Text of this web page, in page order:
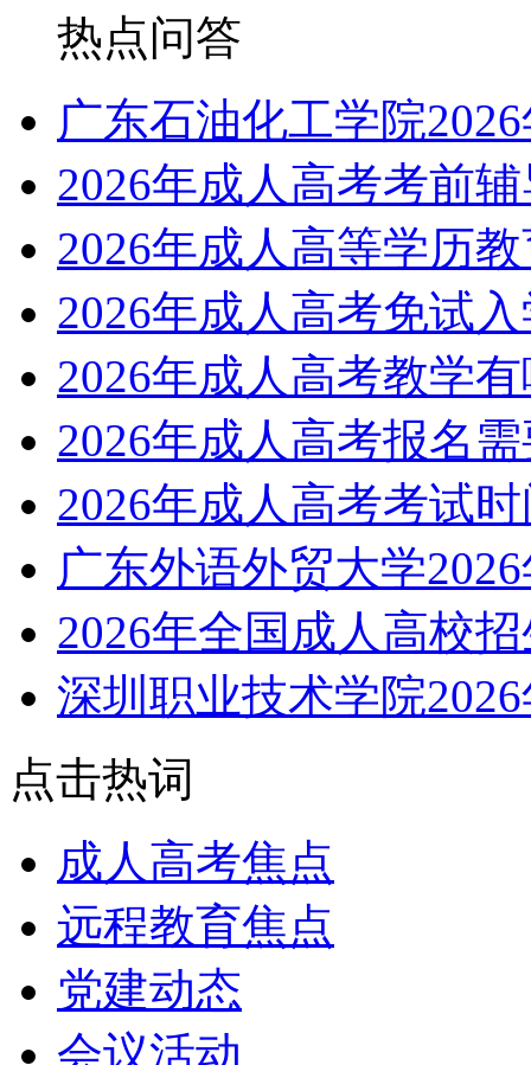
热点问答
广东石油化工学院
2026年成人高考考前
2026年成人高等学历
2026年成人高考免试
2026年成人高考教学
2026年成人高考报名
2026年成人高考考试
广东外语外贸大学
2026年全国成人高校
深圳职业技术学院
点击热词
成人高考焦点
远程教育焦点
党建动态
会议活动